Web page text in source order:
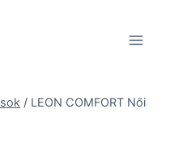
/ LEON COMFORT Női